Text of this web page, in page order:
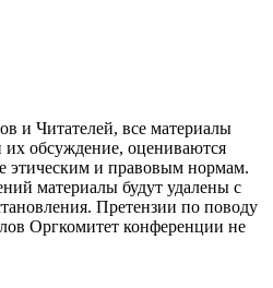
и Читателей, все материалы
обсуждение, оцениваются
этическим и правовым нормам.
материалы будут удалены с
Претензии по поводу
Оргкомитет конференции не